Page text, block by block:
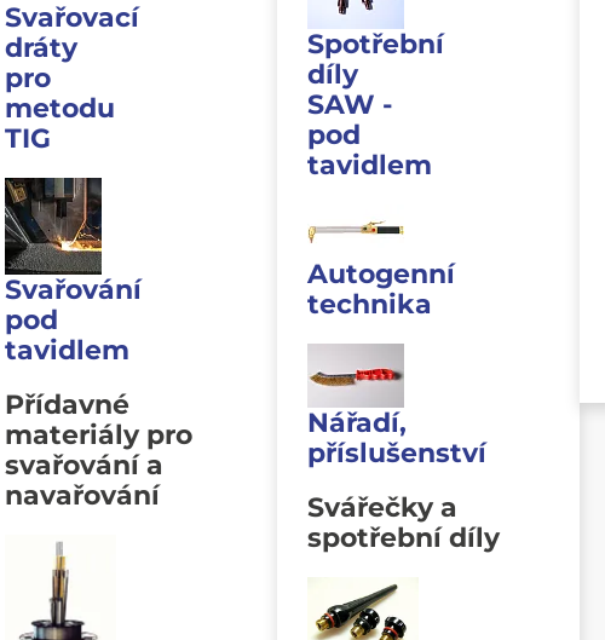
Svařovací
dráty
pro
metodu
TIG
Svařování
pod
tavidlem
Přídavné
materiály pro
svařování a
navařování
Spotřební
díly
SAW -
pod
tavidlem
Autogenní
technika
Nářadí,
příslušenství
Svářečky a
spotřební díly